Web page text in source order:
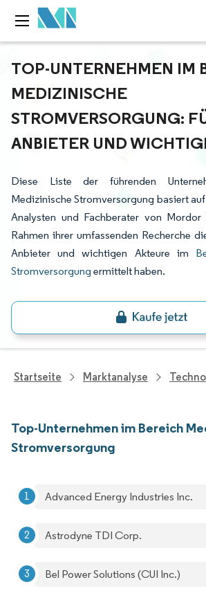
TOP-UNTERNEHMEN IM
MEDIZINISCHE
STROMVERSORGUNG:
ANBIETER UND
Diese Liste der führenden
Medizinische Stromversorgung basiert
Analysten und Fachberater von
Rahmen ihrer umfassenden Recherche
Anbieter und wichtigen Akteure im
Stromversorgung ermittelt haben.
Startseite Marktanalyse
Top-Unternehmen im Bereich
Stromversorgung
Advanced Energy Industries Inc.
Astrodyne TDI Corp.
Bel Power Solutions (CUI Inc.)